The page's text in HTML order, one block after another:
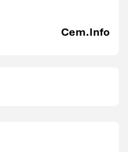
Cem.Info